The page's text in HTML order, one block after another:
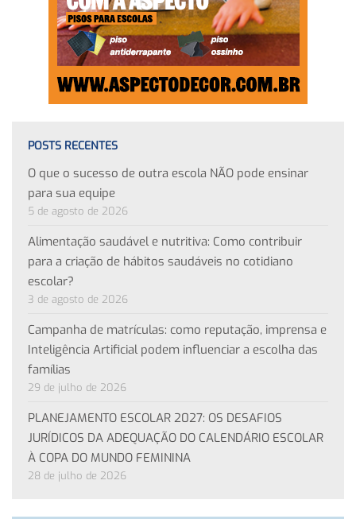
POSTS RECENTES
O que o sucesso de outra escola NÃO pode ensinar
para sua equipe
5 de agosto de 2026
Alimentação saudável e nutritiva: Como contribuir
para a criação de hábitos saudáveis no cotidiano
escolar?
3 de agosto de 2026
Campanha de matrículas: como reputação, imprensa e
Inteligência Artificial podem influenciar a escolha das
famílias
29 de julho de 2026
PLANEJAMENTO ESCOLAR 2027: OS DESAFIOS
JURÍDICOS DA ADEQUAÇÃO DO CALENDÁRIO ESCOLAR
À COPA DO MUNDO FEMININA
28 de julho de 2026